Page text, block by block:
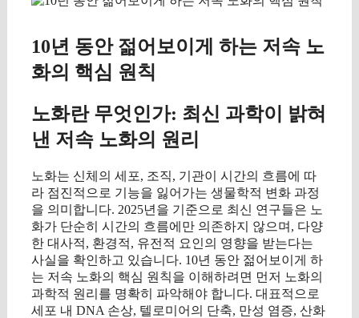
10년 동안 젊어보이게 하는 저속 노
화의 핵심 원칙
노화란 무엇인가: 최신 과학이 밝혀
낸 저속 노화의 원리
노화는 신체의 세포, 조직, 기관이 시간의 흐름에 따
라 점진적으로 기능을 잃어가는 생물학적 변화 과정
을 의미합니다. 2025년을 기준으로 최신 연구들은 노
화가 단순히 시간의 흐름에만 의존하지 않으며, 다양
한 대사적, 환경적, 유전적 요인의 영향을 받는다는
사실을 확인하고 있습니다. 10년 동안 젊어보이게 하
는 저속 노화의 핵심 원칙을 이해하려면 먼저 노화의
과학적 원리를 명확히 파악해야 합니다. 대표적으로
세포 내 DNA 손상, 텔로미어의 단축, 만성 염증, 산화